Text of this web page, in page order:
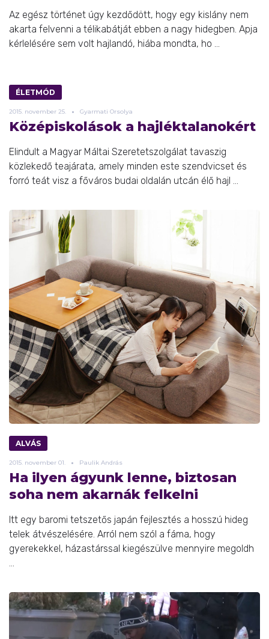
Az egész történet úgy kezdődött, hogy egy kislány nem
akarta felvenni a télikabátját ebben a nagy hidegben. Apja
kérlelésére sem volt hajlandó, hiába mondta, ho ...
ÉLETMÓD
2015. november 25. Gyarmati Orsolya
Középiskolások a hajléktalanokért
Elindult a Magyar Máltai Szeretetszolgálat tavaszig
közlekedő teajárata, amely minden este szendvicset és
forró teát visz a főváros budai oldalán utcán élő hajl ...
ALVÁS
2015. november 01. Paulik András
Ha ilyen ágyunk lenne, biztosan
soha nem akarnák felkelni
Itt egy baromi tetszetős japán fejlesztés a hosszú hideg
telek átvészelésére. Arról nem szól a fáma, hogy
gyerekekkel, házastárssal kiegészülve mennyire megoldh
...